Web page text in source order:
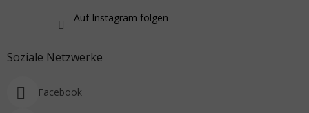
Auf Instagram folgen
Soziale Netzwerke
Facebook